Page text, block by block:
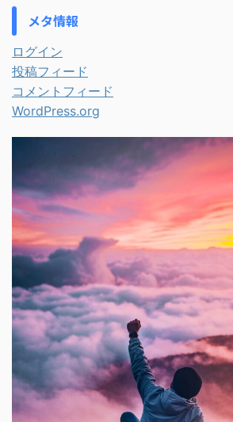
メタ情報
ログイン
投稿フィード
コメントフィード
WordPress.org